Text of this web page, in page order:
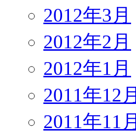
2012年3月
2012年2月
2012年1月
2011年12月
2011年11月